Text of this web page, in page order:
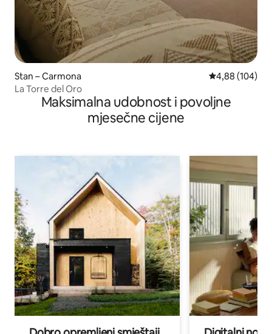
Stan – Carmona Prosječna
4,88 (104)
La Torre del Oro
Maksimalna udobnost i povoljne
mjesečne cijene